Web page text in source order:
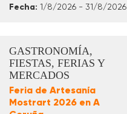
Fecha: 1/8/2026 - 31/8/2026
GASTRONOMÍA,
FIESTAS, FERIAS Y
MERCADOS
Feria de Artesanía
Mostrart 2026 en A